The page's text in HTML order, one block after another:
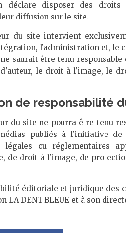
déclare disposer des droits
diffusion sur le site.
du site intervient
l'administration et, le
saurait être tenu
le droit à l'image, le
de responsabilité
du site ne pourra être tenu
publiés à l'initiative de
légales ou réglementaires
de droit à l'image, de
éditoriale et juridique des
LA DENT BLEUE et à son